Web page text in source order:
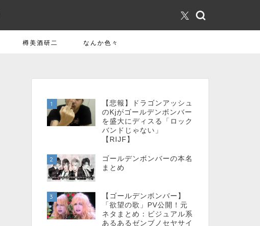
樽美酒研二 なんか色々
1
【悲報】ドラゴンアッシュ
のKjがゴールデンボンバー
を盛大にディスる「ロック
バンドじゃない」
【RIJF】
2
ゴールデンボンバーの本名
まとめ
3
【ゴールデンボンバー】
「欲望の歌」PV公開！元
ネタまとめ：ビジュアル系
あるあるゼンブノセヤサイ